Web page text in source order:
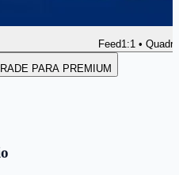
Feed1:1 •
PARA PREMIUM